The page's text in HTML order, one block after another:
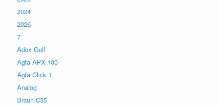
2024
2026
7
Adox Golf
Agfa APX 100
Agfa Click 1
Analog
Braun C35